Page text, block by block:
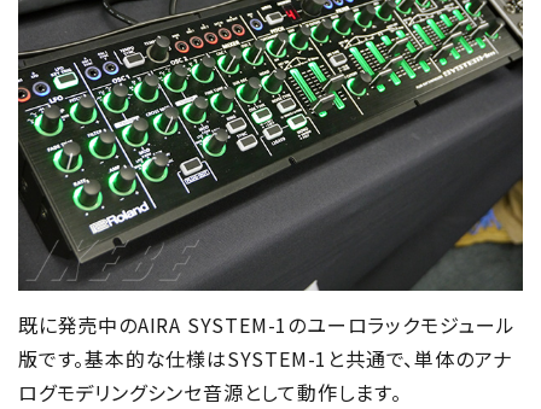
既に発売中のAIRA SYSTEM-1のユーロラックモジュール
版です。基本的な仕様はSYSTEM-1と共通で、単体のアナ
ログモデリングシンセ音源として動作します。